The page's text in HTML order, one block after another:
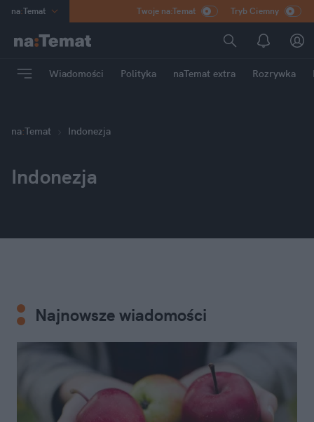
na:Temat
Poland
mama
Rozrywka
Twoje na:Temat Tryb Ciemny
Wiadomości Polityka naTemat extra Rozrywka
na:Temat Indonezja
Indonezja
Najnowsze wiadomości